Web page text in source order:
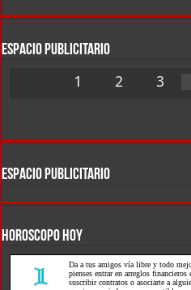
ESPACIO PUBLICITARIO
1 2 3
ESPACIO PUBLICITARIO
HOROSCOPO HOY